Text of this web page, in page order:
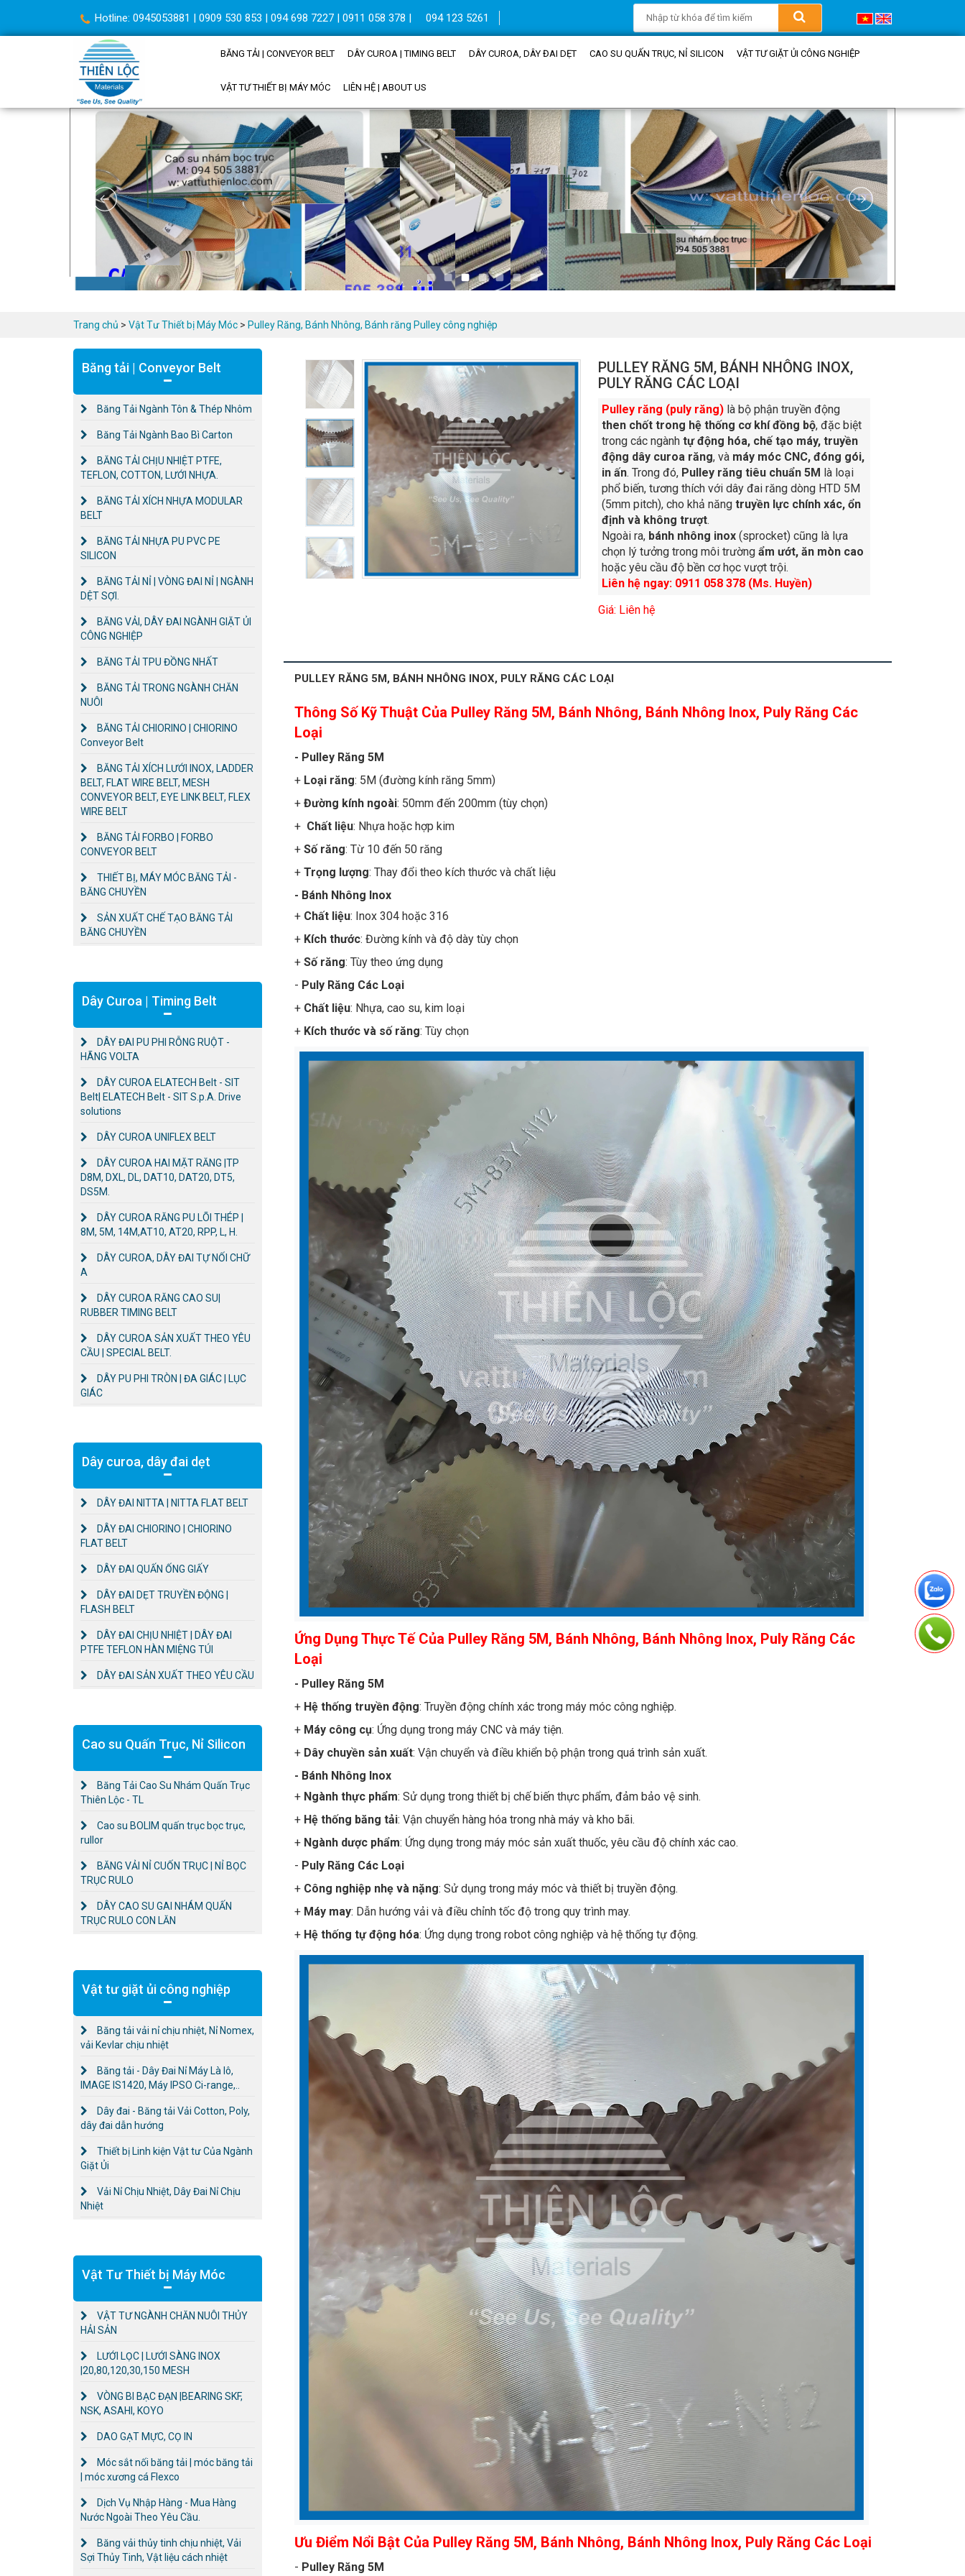
Hotline: 0945053881 | 0909 530 853 | 094 698 7227 | 0911 058 378 | 094 123 5261
BĂNG TẢI | CONVEYOR BELT DÂY CUROA | TIMING BELT DÂY CUROA, DÂY ĐAI DẸT CAO SU QUẤN TRỤC, NỈ SILICON VẬT TƯ GIẶT ỦI CÔNG NGHIỆP
VẬT TƯ THIẾT BỊ MÁY MÓC LIÊN HỆ | ABOUT US
Trang chủ > Vật Tư Thiết bị Máy Móc > Pulley Răng, Bánh Nhông, Bánh răng Pulley công nghiệp
Băng tải | Conveyor Belt
Băng Tải Ngành Tôn & Thép Nhôm
Băng Tải Ngành Bao Bì Carton
BĂNG TẢI CHỊU NHIỆT PTFE,
TEFLON, COTTON, LƯỚI NHỰA.
BĂNG TẢI XÍCH NHỰA MODULAR
BELT
BĂNG TẢI NHỰA PU PVC PE
SILICON
BĂNG TẢI NỈ | VÒNG ĐAI NỈ | NGÀNH
DỆT SỢI.
BĂNG VẢI, DÂY ĐAI NGÀNH GIẶT ỦI
CÔNG NGHIỆP
BĂNG TẢI TPU ĐỒNG NHẤT
BĂNG TẢI TRONG NGÀNH CHĂN
NUÔI
BĂNG TẢI CHIORINO | CHIORINO
Conveyor Belt
BĂNG TẢI XÍCH LƯỚI INOX, LADDER
BELT, FLAT WIRE BELT, MESH
CONVEYOR BELT, EYE LINK BELT, FLEX
WIRE BELT
BĂNG TẢI FORBO | FORBO
CONVEYOR BELT
THIẾT BỊ, MÁY MÓC BĂNG TẢI -
BĂNG CHUYỀN
SẢN XUẤT CHẾ TẠO BĂNG TẢI
BĂNG CHUYỀN
Dây Curoa | Timing Belt
DÂY ĐAI PU PHI RỖNG RUỘT -
HÃNG VOLTA
DÂY CUROA ELATECH Belt - SIT
Belt| ELATECH Belt - SIT S.p.A. Drive
solutions
DÂY CUROA UNIFLEX BELT
DÂY CUROA HAI MẶT RĂNG |TP
D8M, DXL, DL, DAT10, DAT20, DT5,
DS5M.
DÂY CUROA RĂNG PU LÕI THÉP |
8M, 5M, 14M,AT10, AT20, RPP, L, H.
DÂY CUROA, DÂY ĐAI TỰ NỐI CHỮ
A
DÂY CUROA RĂNG CAO SU|
RUBBER TIMING BELT
DÂY CUROA SẢN XUẤT THEO YÊU
CẦU | SPECIAL BELT.
DÂY PU PHI TRÒN | ĐA GIÁC | LỤC
GIÁC
Dây curoa, dây đai dẹt
DÂY ĐAI NITTA | NITTA FLAT BELT
DÂY ĐAI CHIORINO | CHIORINO
FLAT BELT
DÂY ĐAI QUẤN ỐNG GIẤY
DÂY ĐAI DẸT TRUYỀN ĐỘNG |
FLASH BELT
DÂY ĐAI CHỊU NHIỆT | DÂY ĐAI
PTFE TEFLON HÀN MIỆNG TÚI
DÂY ĐAI SẢN XUẤT THEO YÊU CẦU
Cao su Quấn Trục, Nỉ Silicon
Băng Tải Cao Su Nhám Quấn Trục
Thiên Lộc - TL
Cao su BOLIM quấn trục bọc trục,
rullor
BĂNG VẢI NỈ CUỐN TRỤC | NỈ BỌC
TRỤC RULO
DÂY CAO SU GAI NHÁM QUẤN
TRỤC RULO CON LĂN
Vật tư giặt ủi công nghiệp
Băng tải vải nỉ chịu nhiệt, Nỉ Nomex,
vải Kevlar chịu nhiệt
Băng tải - Dây Đai Nỉ Máy Là lô,
IMAGE IS1420, Máy IPSO Ci-range,..
Dây đai - Băng tải Vải Cotton, Poly,
dây đai dẫn hướng
Thiết bị Linh kiện Vật tư Của Ngành
Giặt Ủi
Vải Nỉ Chịu Nhiệt, Dây Đai Nỉ Chịu
Nhiệt
Vật Tư Thiết bị Máy Móc
VẬT TƯ NGÀNH CHĂN NUÔI THỦY
HẢI SẢN
LƯỚI LỌC | LƯỚI SÀNG INOX
|20,80,120,30,150 MESH
VÒNG BI BẠC ĐẠN |BEARING SKF,
NSK, ASAHI, KOYO
DAO GẠT MỰC, CỌ IN
Móc sắt nối băng tải | móc băng tải
| móc xương cá Flexco
Dịch Vụ Nhập Hàng - Mua Hàng
Nước Ngoài Theo Yêu Cầu.
Băng vải thủy tinh chịu nhiệt, Vải
Sợi Thủy Tinh, Vật liệu cách nhiệt
PULLEY RĂNG 5M, BÁNH NHÔNG INOX,
PULY RĂNG CÁC LOẠI
Pulley răng (puly răng) là bộ phận truyền động
then chốt trong hệ thống cơ khí đồng bộ, đặc biệt
trong các ngànhtự động hóa, chế tạo máy, truyền
động dây curoa răng, và máy móc CNC, đóng gói,
in ấn. Trong đó, Pulley răng tiêu chuẩn 5M là loại
phổ biến, tương thích với dây đai răng dòng HTD 5M
(5mm pitch), cho khả năngtruyền lực chính xác, ổn
định và không trượt.
Ngoài ra, bánh nhông inox (sprocket) cũng là lựa
chọn lý tưởng trong môi trườngẩm ướt, ăn mòn cao
hoặc yêu cầu độ bền cơ học vượt trội.
Liên hệ ngay: 0911 058 378 (Ms. Huyền)
Giá: Liên hệ
PULLEY RĂNG 5M, BÁNH NHÔNG INOX, PULY RĂNG CÁC LOẠI
Thông Số Kỹ Thuật Của Pulley Răng 5M, Bánh Nhông, Bánh Nhông Inox, Puly Răng Các
Loại
- Pulley Răng 5M
+ Loại răng: 5M (đường kính răng 5mm)
+ Đường kính ngoài: 50mm đến 200mm (tùy chọn)
+ Chất liệu: Nhựa hoặc hợp kim
+ Số răng: Từ 10 đến 50 răng
+ Trọng lượng: Thay đổi theo kích thước và chất liệu
- Bánh Nhông Inox
+ Chất liệu: Inox 304 hoặc 316
+ Kích thước: Đường kính và độ dày tùy chọn
+ Số răng: Tùy theo ứng dụng
​- Puly Răng Các Loại
+ Chất liệu: Nhựa, cao su, kim loại
+ Kích thước và số răng: Tùy chọn
Ứng Dụng Thực Tế Của Pulley Răng 5M, Bánh Nhông, Bánh Nhông Inox, Puly Răng Các
Loại
- Pulley Răng 5M
+ Hệ thống truyền động: Truyền động chính xác trong máy móc công nghiệp.
+ Máy công cụ: Ứng dụng trong máy CNC và máy tiện.
+ Dây chuyền sản xuất: Vận chuyển và điều khiển bộ phận trong quá trình sản xuất.
- Bánh Nhông Inox
+ Ngành thực phẩm: Sử dụng trong thiết bị chế biến thực phẩm, đảm bảo vệ sinh.
+ Hệ thống băng tải: Vận chuyển hàng hóa trong nhà máy và kho bãi.
+ Ngành dược phẩm: Ứng dụng trong máy móc sản xuất thuốc, yêu cầu độ chính xác cao.
- Puly Răng Các Loại
+ Công nghiệp nhẹ và nặng: Sử dụng trong máy móc và thiết bị truyền động.
+ Máy may: Dẫn hướng vải và điều chỉnh tốc độ trong quy trình may.
+ Hệ thống tự động hóa: Ứng dụng trong robot công nghiệp và hệ thống tự động.
Ưu Điểm Nổi Bật Của Pulley Răng 5M, Bánh Nhông, Bánh Nhông Inox, Puly Răng Các Loại
- Pulley Răng 5M